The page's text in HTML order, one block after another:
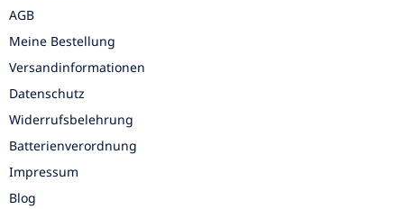
AGB
Meine Bestellung
Versandinformationen
Datenschutz
Widerrufsbelehrung
Batterienverordnung
Impressum
Blog